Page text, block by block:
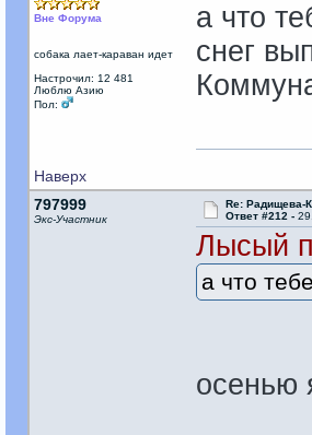
Вне Форума
собака лает-караван идет
Настрочил: 12 481
Люблю Азию
Пол:
а что
снег
Наверх
797999
Экс-Участник
Re: Радищева-
Ответ #212 -
Лысый
а что